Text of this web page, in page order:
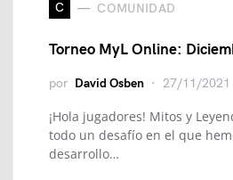
C COMUNIDAD
Torneo MyL Online:
por David Osben 27/11/2021
¡Hola jugadores! Mitos y
todo un desafío en el que
desarrollo…